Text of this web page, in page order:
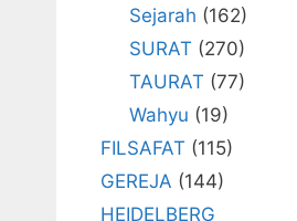
Sejarah (162)
SURAT (270)
TAURAT (77)
Wahyu (19)
FILSAFAT (115)
GEREJA (144)
HEIDELBERG